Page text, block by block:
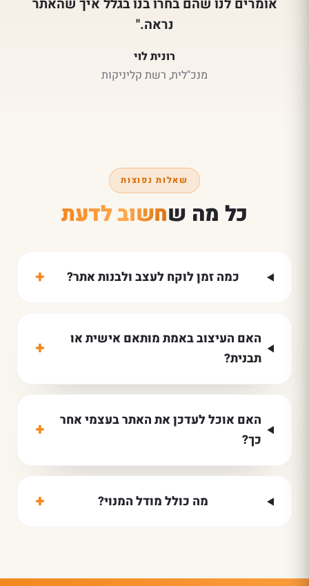
אומרים לנו שהם בחרו בנו בגלל איך שהאתר
נראה."
רונית לוי
מנכ"לית, רשת קליניקות
שאלות נפוצות
כל מה שחשוב לדעת
כמה זמן לוקח לעצב ולבנות אתר? +
האם העיצוב באמת מותאם אישית או
תבנית?
+
האם אוכל לעדכן את האתר בעצמי אחר
כך?
+
מה כולל מודל המנוי? +